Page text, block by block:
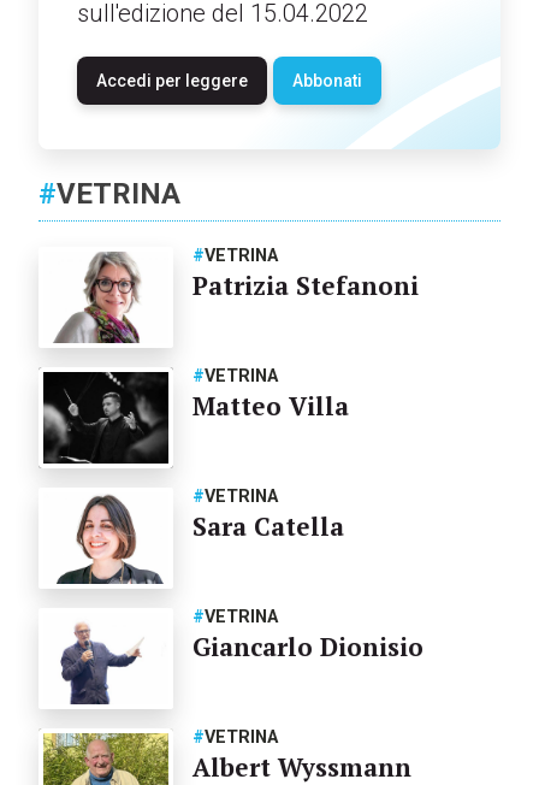
sull'edizione del 15.04.2022
Accedi per leggere Abbonati
#VETRINA
#VETRINA
Patrizia Stefanoni
#VETRINA
Matteo Villa
#VETRINA
Sara Catella
#VETRINA
Giancarlo Dionisio
#VETRINA
Albert Wyssmann